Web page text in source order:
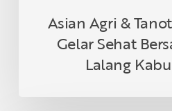
Asian Agri &
Gelar Sehat
Lalang